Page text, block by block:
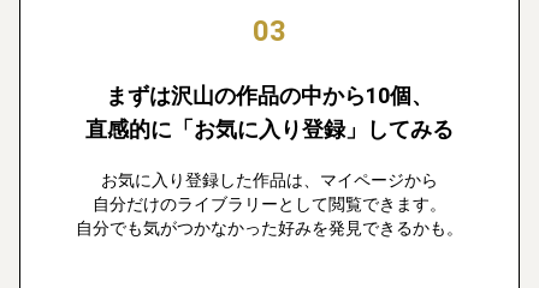
03
まずは沢山の作品の中から10個、
直感的に「お気に入り登録」してみる
お気に入り登録した作品は、マイページから
自分だけのライブラリーとして閲覧できます。
自分でも気がつかなかった好みを発見できるかも。